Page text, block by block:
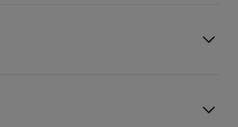
兼ね備え、日常の移動に洗練されたエッ
もっと読む
います。詳しくは製品のお手入れをご確